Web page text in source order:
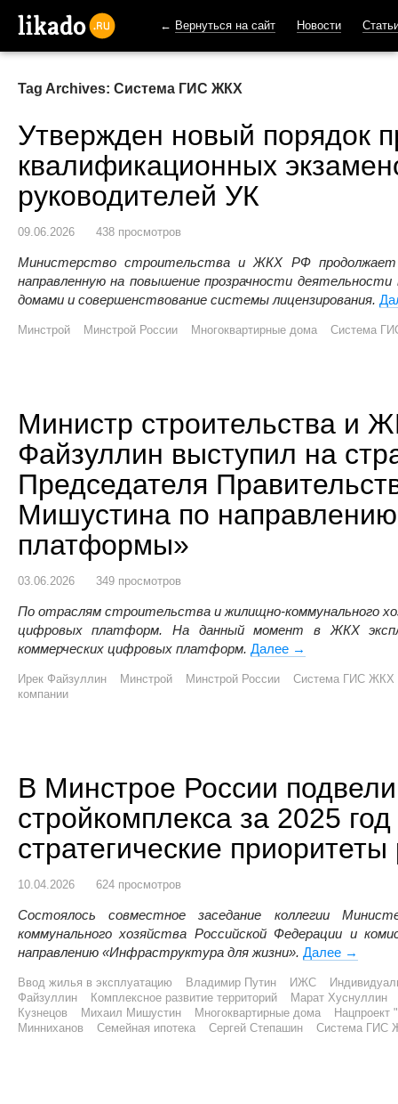
← Вернуться на сайт Новости
Tag Archives: Система ГИС ЖКХ
Утвержден новый порядок
квалификационных
руководителей УК
09.06.2026 438 просмотров
Министерство строительства и ЖКХ РФ продолжает
направленную на повышение прозрачности
домами и совершенствование системы лицензирования.
Минстрой Минстрой России Многоквартирные дома Система
Министр строительства и
Файзуллин выступил на
Председателя
Мишустина по
платформы»
03.06.2026 349 просмотров
По отраслям строительства и жилищно-коммунального
цифровых платформ. На данный момент в ЖКХ
коммерческих цифровых платформ. Далее Министр
→
Ирек Файзуллин Минстрой Минстрой России
Система ГИС ЖКХ
компании
В Минстрое России
стройкомплекса за 2025
стратегические приоритеты
10.04.2026 624 просмотров
Состоялось совместное заседание коллегии
коммунального хозяйства Российской Федерации и
направлению «Инфраструктура для жизни». Далее В
→
Ввод жилья в эксплуатацию Владимир Путин ИЖС
Файзуллин
Комплексное развитие территорий
Марат Хуснуллин
Кузнецов
Михаил Мишустин Многоквартирные дома
Нацпроект
Минниханов
Семейная ипотека Сергей Степашин Система ГИС